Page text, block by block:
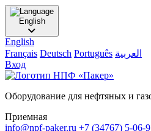
English
English
Français Deutsch Português العربية
Вход
Оборудование для нефтяных и
Приемная
info@npf-paker.ru +7 (34767) 5-06-